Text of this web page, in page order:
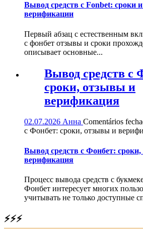
Вывод средств с Fonbet: сроки
верификации
Первый абзац с естественным
с фонбет отзывы и сроки
описывает основные...
Вывод средств с
сроки, отзывы и
верификация
02.07.2026 Анна Comentários
с Фонбет: сроки, отзывы и
Вывод средств с Фонбет:
верификация
Процесс вывода средств с
Фонбет интересует многих
учитывать не только доступные
⚡⚡⚡